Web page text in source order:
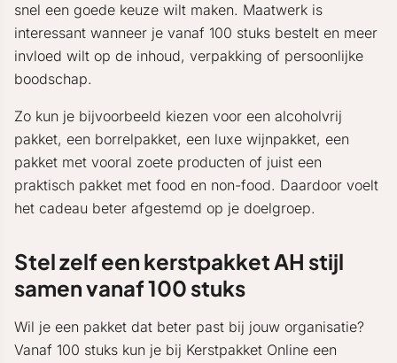
snel een goede keuze wilt maken. Maatwerk is
interessant wanneer je vanaf 100 stuks bestelt en meer
invloed wilt op de inhoud, verpakking of persoonlijke
boodschap.
Zo kun je bijvoorbeeld kiezen voor een alcoholvrij
pakket, een borrelpakket, een luxe wijnpakket, een
pakket met vooral zoete producten of juist een
praktisch pakket met food en non-food. Daardoor voelt
het cadeau beter afgestemd op je doelgroep.
Stel zelf een kerstpakket AH stijl
samen vanaf 100 stuks
Wil je een pakket dat beter past bij jouw organisatie?
Vanaf 100 stuks kun je bij Kerstpakket Online een